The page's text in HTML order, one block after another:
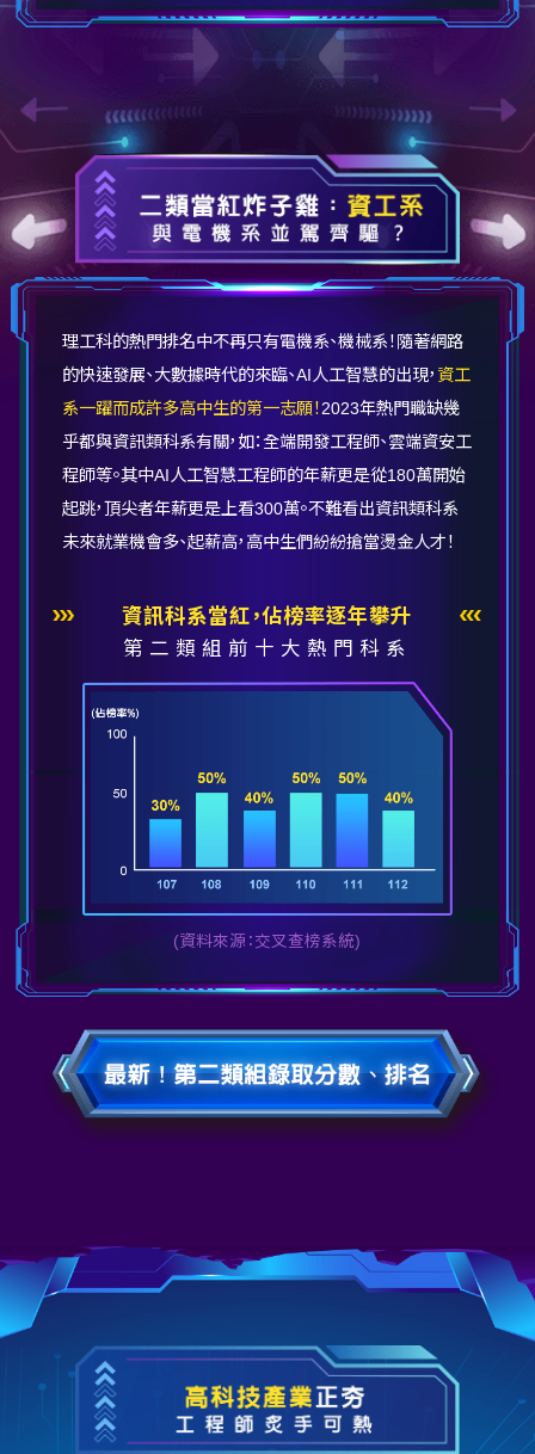
理工科的熱門排名中不再只有電機系、機械系！隨著網路
的快速發展、大數據時代的來臨、AI人工智慧的出現， 資工
系一躍而成許多高中生的第一志願！2023年熱門職缺幾
乎都與資訊類科系有關，如：全端開發工程師、雲端資安工
程師等。其中AI人工智慧工程師的年薪更是從180萬開始
起跳，頂尖者年薪更是上看300萬。不難看出資訊類科系
未來就業機會多、起薪高，高中生們紛紛搶當燙金人才！
資訊科系當紅，佔榜率逐年攀升
第二類組前十大熱門科系
(資料來源：交叉查榜系統)